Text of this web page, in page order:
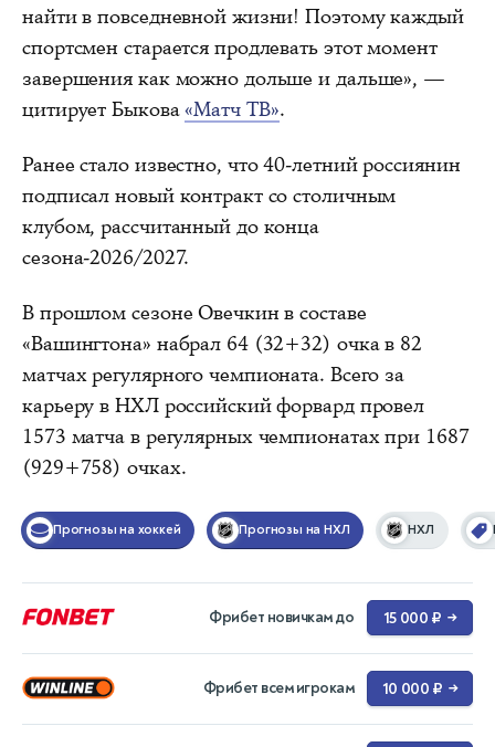
найти в повседневной жизни! Поэтому каждый
спортсмен старается продлевать этот момент
завершения как можно дольше и дальше», —
цитирует Быкова«Матч ТВ».
Ранее стало известно, что 40-летний россиянин
подписал новый контракт со столичным
клубом, рассчитанный до конца
сезона-2026/2027.
В прошлом сезоне Овечкин в составе
«Вашингтона» набрал 64 (32+32) очка в 82
матчах регулярного чемпионата. Всего за
карьеру в НХЛ российский форвард провел
1573 матча в регулярных чемпионатах при 1687
(929+758) очках.
Прогнозы на хоккей Прогнозы на НХЛ НХЛ
Фрибет новичкам до 15 000 ₽ →
Фрибет всем игрокам 10 000 ₽ →